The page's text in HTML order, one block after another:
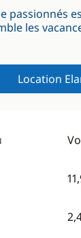
passionnés
les
Location